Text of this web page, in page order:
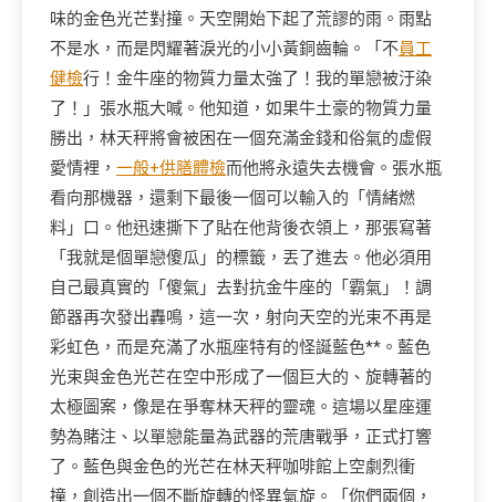
味的金色光芒對撞。天空開始下起了荒謬的雨。雨點
不是水，而是閃耀著淚光的小小黃銅齒輪。「不員工
健檢行！金牛座的物質力量太強了！我的單戀被汙染
了！」張水瓶大喊。他知道，如果牛土豪的物質力量
勝出，林天秤將會被困在一個充滿金錢和俗氣的虛假
愛情裡， 一般+供膳體檢而他將永遠失去機會。張水瓶
看向那機器，還剩下最後一個可以輸入的「情緒燃
料」口。他迅速撕下了貼在他背後衣領上，那張寫著
「我就是個單戀傻瓜」的標籤，丟了進去。他必須用
自己最真實的「傻氣」去對抗金牛座的「霸氣」！調
節器再次發出轟鳴，這一次，射向天空的光束不再是
彩虹色，而是充滿了水瓶座特有的怪誕藍色**。藍色
光束與金色光芒在空中形成了一個巨大的、旋轉著的
太極圖案，像是在爭奪林天秤的靈魂。這場以星座運
勢為賭注、以單戀能量為武器的荒唐戰爭，正式打響
了。藍色與金色的光芒在林天秤咖啡館上空劇烈衝
撞，創造出一個不斷旋轉的怪異氣旋。「你們兩個，